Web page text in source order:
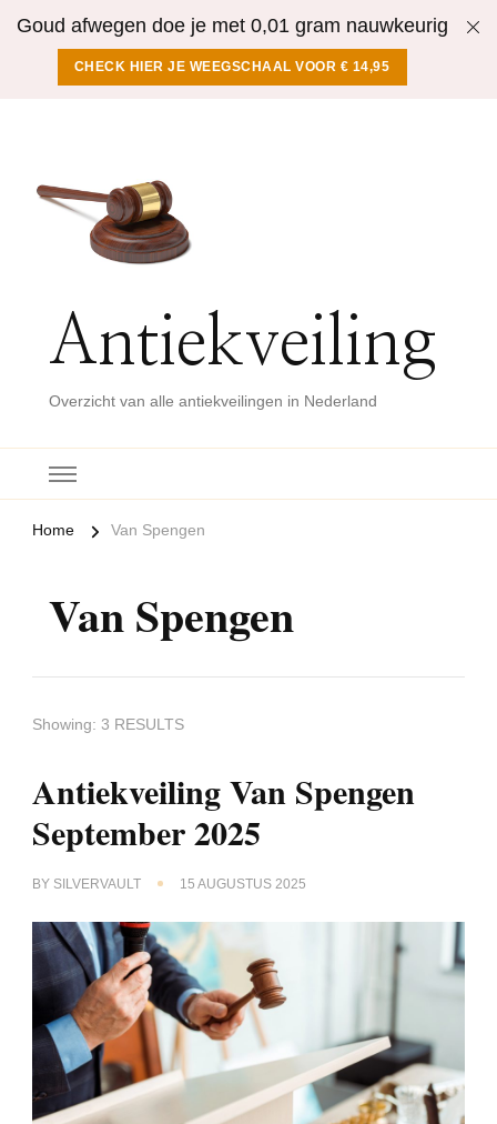
Goud afwegen doe je met 0,01 gram nauwkeurig
CHECK HIER JE WEEGSCHAAL VOOR € 14,95
Antiekveiling
Overzicht van alle antiekveilingen in Nederland
Home Van Spengen
Van Spengen
Showing: 3 RESULTS
Antiekveiling Van Spengen
September 2025
BY SILVERVAULT 15 AUGUSTUS 2025